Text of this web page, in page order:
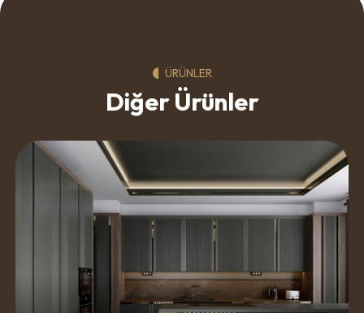
ÜRÜNLER
Diğer Ürünler